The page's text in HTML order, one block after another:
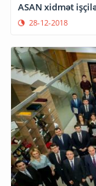
ASAN xidmət
28-12-2018